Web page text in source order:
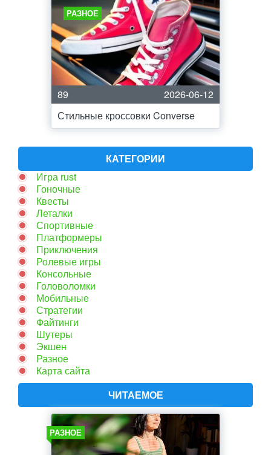
РАЗНОЕ
89
2026-06-12
Стильные кроссовки Converse
КАТЕГОРИИ
Игра rust
Гоночные
Квесты
Леталки
Спортивные
Платформеры
Приключения
Ролевые игры
Консольные
Головоломки
Мобильные
Стратегии
Файтинги
Шутеры
Экшен
Разное
Карта сайта
ЧИТАЕМОЕ
РАЗНОЕ